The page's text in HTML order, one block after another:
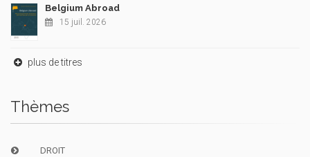
Belgium Abroad
15 juil. 2026
plus de titres
Thèmes
DROIT